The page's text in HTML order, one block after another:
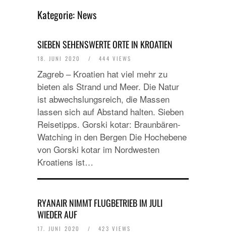
Kategorie: News
SIEBEN SEHENSWERTE ORTE IN KROATIEN
18. JUNI 2020 / 444 VIEWS
Zagreb – Kroatien hat viel mehr zu
bieten als Strand und Meer. Die Natur
ist abwechslungsreich, die Massen
lassen sich auf Abstand halten. Sieben
Reisetipps. Gorski kotar: Braunbären-
Watching in den Bergen Die Hochebene
von Gorski kotar im Nordwesten
Kroatiens ist…
RYANAIR NIMMT FLUGBETRIEB IM JULI
WIEDER AUF
17. JUNI 2020 / 423 VIEWS